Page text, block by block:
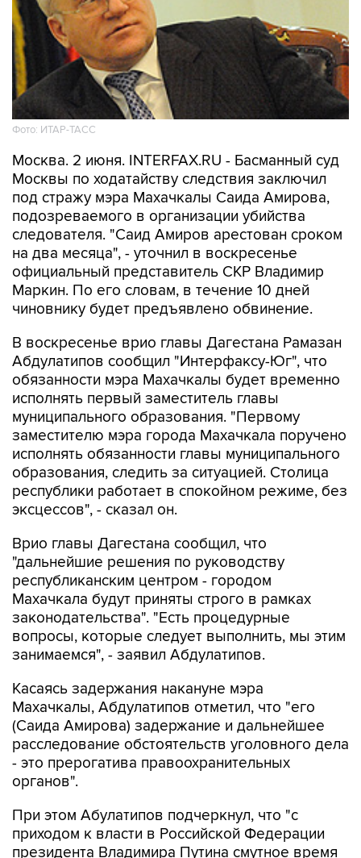
Фото: ИТАР-ТАСС
Москва. 2 июня. INTERFAX.RU - Басманный суд
Москвы по ходатайству следствия заключил
под стражу мэра Махачкалы Саида Амирова,
подозреваемого в организации убийства
следователя. "Саид Амиров арестован сроком
на два месяца", - уточнил в воскресенье
официальный представитель СКР Владимир
Маркин. По его словам, в течение 10 дней
чиновнику будет предъявлено обвинение.
В воскресенье врио главы Дагестана Рамазан
Абдулатипов сообщил "Интерфаксу-Юг", что
обязанности мэра Махачкалы будет временно
исполнять первый заместитель главы
муниципального образования. "Первому
заместителю мэра города Махачкала поручено
исполнять обязанности главы муниципального
образования, следить за ситуацией. Столица
республики работает в спокойном режиме, без
эксцессов", - сказал он.
Врио главы Дагестана сообщил, что
"дальнейшие решения по руководству
республиканским центром - городом
Махачкала будут приняты строго в рамках
законодательства". "Есть процедурные
вопросы, которые следует выполнить, мы этим
занимаемся", - заявил Абдулатипов.
Касаясь задержания накануне мэра
Махачкалы, Абдулатипов отметил, что "его
(Саида Амирова) задержание и дальнейшее
расследование обстоятельств уголовного дела
- это прерогатива правоохранительных
органов".
При этом Абулатипов подчеркнул, что "с
приходом к власти в Российской Федерации
президента Владимира Путина смутное время